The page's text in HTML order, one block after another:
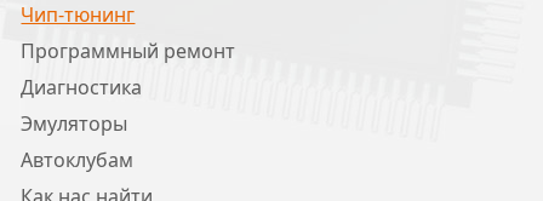
Чип-тюнинг
Программный ремонт
Диагностика
Эмуляторы
Автоклубам